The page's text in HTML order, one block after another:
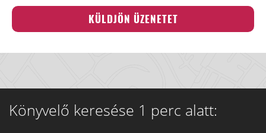
Könyvelő keresése 1 perc alatt: